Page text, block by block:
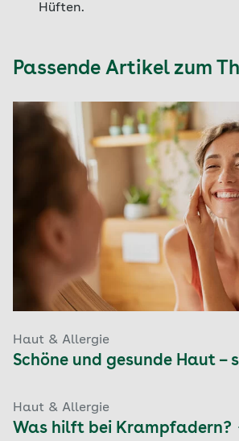
Hüften.
Passende Artikel zum
Haut & Allergie
Schöne und gesunde Haut –
Haut & Allergie
Was hilft bei Krampfadern?